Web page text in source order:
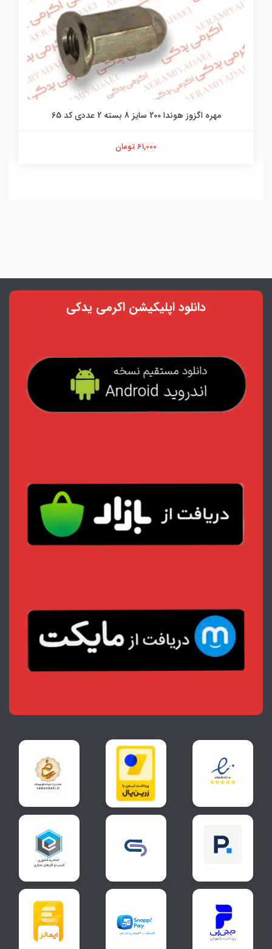
مهره اگزوز هوندا 200 سایز 8 بسته 2 عددی کد 65
61,000 تومان
دانلود اپلیکیشن اکرمی یدکی